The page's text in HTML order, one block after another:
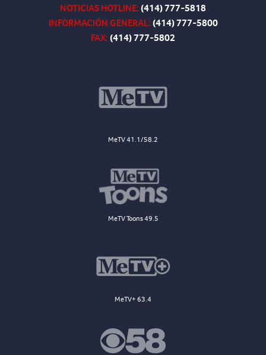
NOTICIAS HOTLINE:(414) 777-5818
INFORMACIÓN GENERAL:(414) 777-5800
FAX:(414) 777-5802
MeTV 41.1/58.2
MeTV Toons 49.5
MeTV+ 63.4